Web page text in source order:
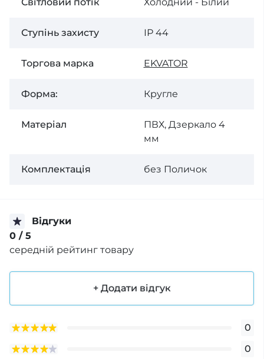
Ступінь захисту ІР 44
Торгова марка EKVATOR
Форма: Кругле
Матеріал
ПВХ, Дзеркало 4
мм
Комплектація без Поличок
Відгуки
0 / 5
середній рейтинг товару
+ Додати відгук
0
0